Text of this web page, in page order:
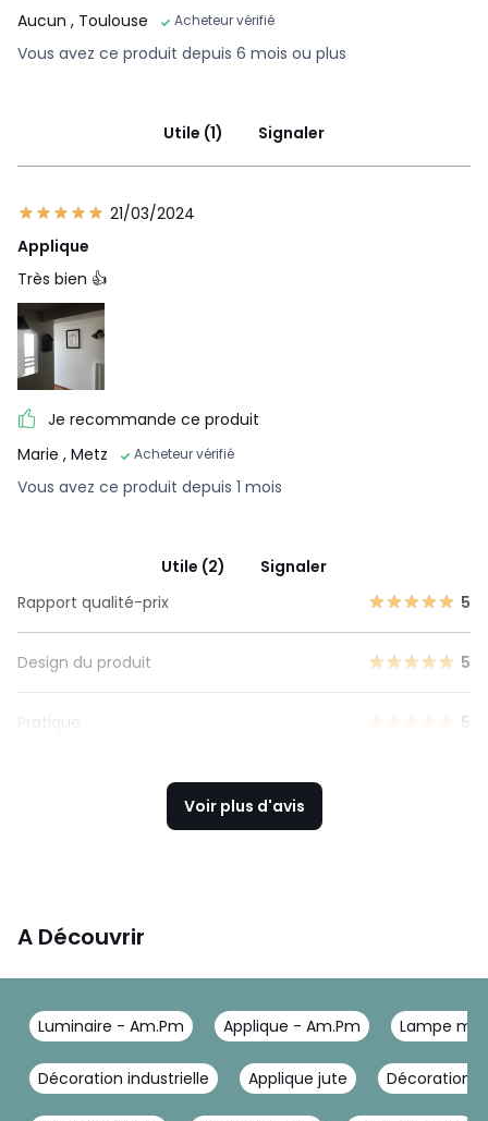
Aucun , Toulouse Acheteur vérifié
Vous avez ce produit depuis 6 mois ou plus
Utile (1) Signaler
21/03/2024
Applique
Très bien 👍
Je recommande ce produit
Marie , Metz Acheteur vérifié
Vous avez ce produit depuis 1 mois
Utile (2)
Signaler
Rapport qualité-prix
5
Design du produit 5
Pratique 5
Voir plus d'avis
A Découvrir
Luminaire - Am.Pm Applique - Am.Pm Lampe
Décoration industrielle Applique jute Décoration